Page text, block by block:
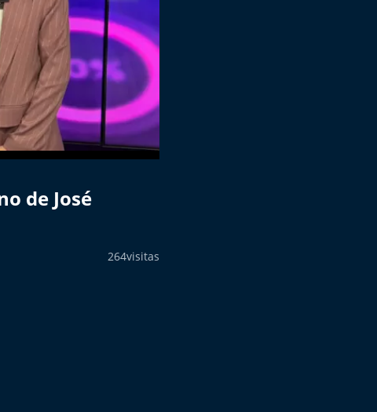
de José
264visitas